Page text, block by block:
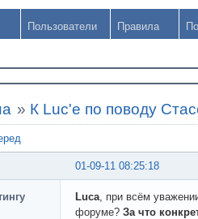
Пользователи Правила
» К Luc'е по поводу
01-09-11 08:25:18
Luca , при всём
форуме? За что